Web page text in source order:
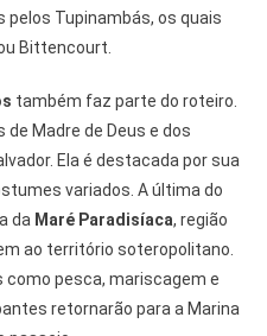
Tupinambás, os quais
Bittencourt.
também faz parte do roteiro.
Madre de Deus e dos
Ela é destacada por sua
variados. A última do
da Maré Paradisíaca, região
ao território soteropolitano.
pesca, mariscagem e
retornarão para a Marina